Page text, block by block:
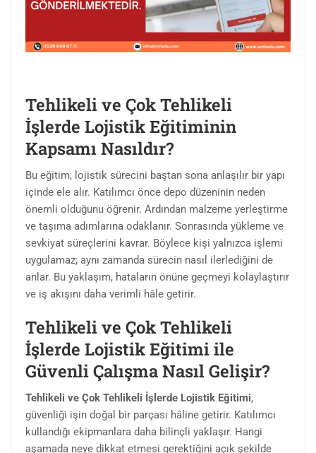
Tehlikeli ve Çok Tehlikeli
İşlerde Lojistik Eğitiminin
Kapsamı Nasıldır?
Bu eğitim, lojistik sürecini baştan sona anlaşılır bir yapı
içinde ele alır. Katılımcı önce depo düzeninin neden
önemli olduğunu öğrenir. Ardından malzeme yerleştirme
ve taşıma adımlarına odaklanır. Sonrasında yükleme ve
sevkiyat süreçlerini kavrar. Böylece kişi yalnızca işlemi
uygulamaz; aynı zamanda sürecin nasıl ilerlediğini de
anlar. Bu yaklaşım, hataların önüne geçmeyi kolaylaştırır
ve iş akışını daha verimli hâle getirir.
Tehlikeli ve Çok Tehlikeli
İşlerde Lojistik Eğitimi ile
Güvenli Çalışma Nasıl Gelişir?
Tehlikeli ve Çok Tehlikeli İşlerde Lojistik Eğitimi,
güvenliği işin doğal bir parçası hâline getirir. Katılımcı
kullandığı ekipmanlara daha bilinçli yaklaşır. Hangi
aşamada neye dikkat etmesi gerektiğini açık şekilde